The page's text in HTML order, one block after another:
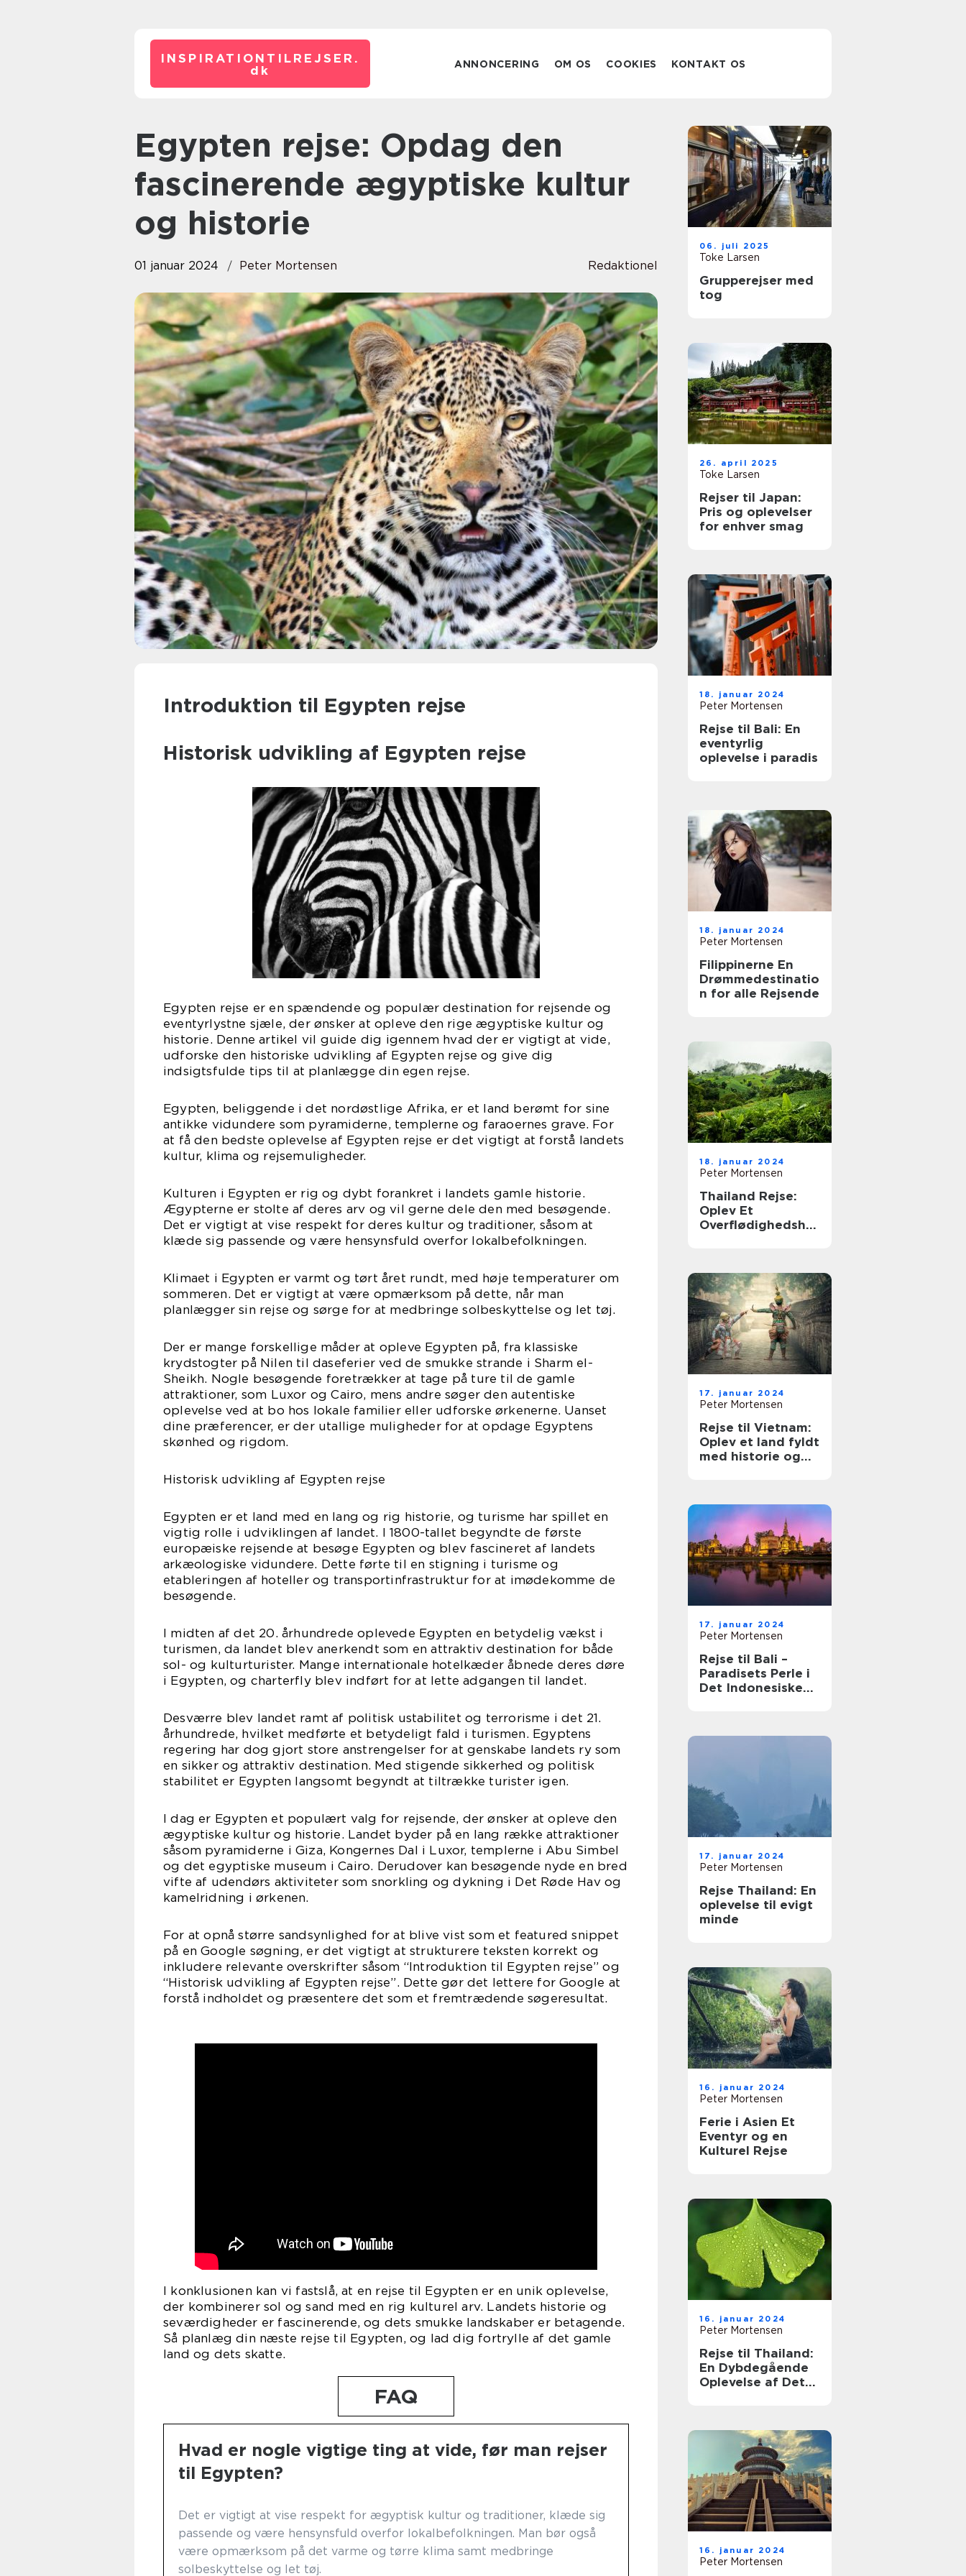
INSPIRATIONTILREJSER.
dk
ANNONCERING OM OS COOKIES KONTAKT OS
Egypten rejse: Opdag den
fascinerende ægyptiske kultur
og historie
01 januar 2024 Peter Mortensen Redaktionel
Introduktion til Egypten rejse
Historisk udvikling af Egypten rejse
Egypten rejse er en spændende og populær destination for rejsende og
eventyrlystne sjæle, der ønsker at opleve den rige ægyptiske kultur og
historie. Denne artikel vil guide dig igennem hvad der er vigtigt at vide,
udforske den historiske udvikling af Egypten rejse og give dig
indsigtsfulde tips til at planlægge din egen rejse.
Egypten, beliggende i det nordøstlige Afrika, er et land berømt for sine
antikke vidundere som pyramiderne, templerne og faraoernes grave. For
at få den bedste oplevelse af Egypten rejse er det vigtigt at forstå landets
kultur, klima og rejsemuligheder.
Kulturen i Egypten er rig og dybt forankret i landets gamle historie.
Ægypterne er stolte af deres arv og vil gerne dele den med besøgende.
Det er vigtigt at vise respekt for deres kultur og traditioner, såsom at
klæde sig passende og være hensynsfuld overfor lokalbefolkningen.
Klimaet i Egypten er varmt og tørt året rundt, med høje temperaturer om
sommeren. Det er vigtigt at være opmærksom på dette, når man
planlægger sin rejse og sørge for at medbringe solbeskyttelse og let tøj.
Der er mange forskellige måder at opleve Egypten på, fra klassiske
krydstogter på Nilen til daseferier ved de smukke strande i Sharm el-
Sheikh. Nogle besøgende foretrækker at tage på ture til de gamle
attraktioner, som Luxor og Cairo, mens andre søger den autentiske
oplevelse ved at bo hos lokale familier eller udforske ørkenerne. Uanset
dine præferencer, er der utallige muligheder for at opdage Egyptens
skønhed og rigdom.
Historisk udvikling af Egypten rejse
Egypten er et land med en lang og rig historie, og turisme har spillet en
vigtig rolle i udviklingen af landet. I 1800-tallet begyndte de første
europæiske rejsende at besøge Egypten og blev fascineret af landets
arkæologiske vidundere. Dette førte til en stigning i turisme og
etableringen af hoteller og transportinfrastruktur for at imødekomme de
besøgende.
I midten af det 20. århundrede oplevede Egypten en betydelig vækst i
turismen, da landet blev anerkendt som en attraktiv destination for både
sol- og kulturturister. Mange internationale hotelkæder åbnede deres døre
i Egypten, og charterfly blev indført for at lette adgangen til landet.
Desværre blev landet ramt af politisk ustabilitet og terrorisme i det 21.
århundrede, hvilket medførte et betydeligt fald i turismen. Egyptens
regering har dog gjort store anstrengelser for at genskabe landets ry som
en sikker og attraktiv destination. Med stigende sikkerhed og politisk
stabilitet er Egypten langsomt begyndt at tiltrække turister igen.
I dag er Egypten et populært valg for rejsende, der ønsker at opleve den
ægyptiske kultur og historie. Landet byder på en lang række attraktioner
såsom pyramiderne i Giza, Kongernes Dal i Luxor, templerne i Abu Simbel
og det egyptiske museum i Cairo. Derudover kan besøgende nyde en bred
vifte af udendørs aktiviteter som snorkling og dykning i Det Røde Hav og
kamelridning i ørkenen.
For at opnå større sandsynlighed for at blive vist som et featured snippet
på en Google søgning, er det vigtigt at strukturere teksten korrekt og
inkludere relevante overskrifter såsom “Introduktion til Egypten rejse” og
“Historisk udvikling af Egypten rejse”. Dette gør det lettere for Google at
forstå indholdet og præsentere det som et fremtrædende søgeresultat.
I konklusionen kan vi fastslå, at en rejse til Egypten er en unik oplevelse,
der kombinerer sol og sand med en rig kulturel arv. Landets historie og
seværdigheder er fascinerende, og dets smukke landskaber er betagende.
Så planlæg din næste rejse til Egypten, og lad dig fortrylle af det gamle
land og dets skatte.
FAQ
Hvad er nogle vigtige ting at vide, før man rejser
til Egypten?
Det er vigtigt at vise respekt for ægyptisk kultur og traditioner, klæde sig
passende og være hensynsfuld overfor lokalbefolkningen. Man bør også
være opmærksom på det varme og tørre klima samt medbringe
solbeskyttelse og let tøj.
06. juli 2025
Toke Larsen
Grupperejser med
tog
26. april 2025
Toke Larsen
Rejser til Japan:
Pris og oplevelser
for enhver smag
18. januar 2024
Peter Mortensen
Rejse til Bali: En
eventyrlig
oplevelse i paradis
18. januar 2024
Peter Mortensen
Filippinerne En
Drømmedestinatio
n for alle Rejsende
18. januar 2024
Peter Mortensen
Thailand Rejse:
Oplev Et
Overflødighedshor
17. januar 2024
Peter Mortensen
Rejse til Vietnam:
Oplev et land fyldt
med historie og
17. januar 2024
Peter Mortensen
Rejse til Bali –
Paradisets Perle i
Det Indonesiske
17. januar 2024
Peter Mortensen
Rejse Thailand: En
oplevelse til evigt
minde
16. januar 2024
Peter Mortensen
Ferie i Asien Et
Eventyr og en
Kulturel Rejse
16. januar 2024
Peter Mortensen
Rejse til Thailand:
En Dybdegående
Oplevelse af Det
16. januar 2024
Peter Mortensen